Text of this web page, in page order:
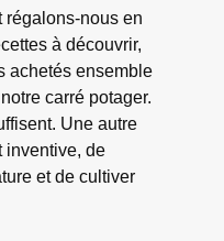
régalons-nous en
à découvrir,
achetés ensemble
carré potager.
Une autre
inventive, de
et de cultiver